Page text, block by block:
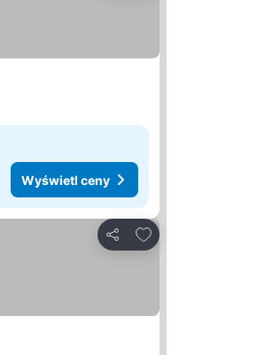
Wyświetl ceny
Udostępnij
Dodaj do ulubionych